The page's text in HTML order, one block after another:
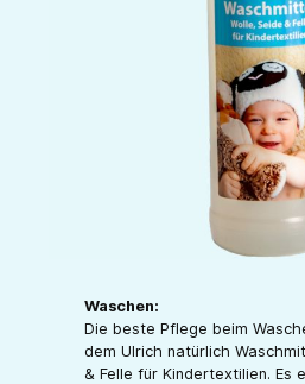
Waschen:
Die beste Pflege beim
dem Ulrich natürlich
& Felle für Kindertextilien. Es